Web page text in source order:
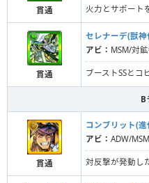
貫通 火力とサポート
貫通
セレナーデ(獣神
アビ： MSM/対
ブーストSSとコ
B
貫通
コンブリット(進
アビ： ADW/
対反撃が発動し